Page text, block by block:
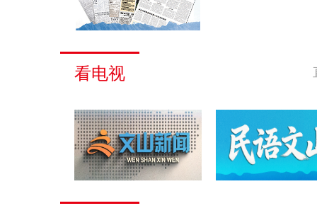
看电视